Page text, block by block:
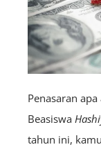
Penasaran
Beasiswa
tahun ini,